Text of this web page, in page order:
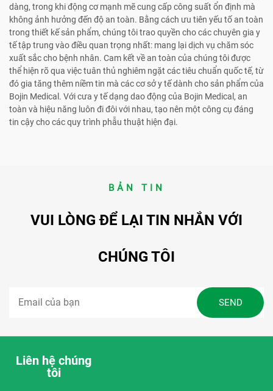
dàng, trong khi động cơ mạnh mẽ cung cấp công suất ổn định mà
không ảnh hưởng đến độ an toàn. Bằng cách ưu tiên yếu tố an toàn
trong thiết kế sản phẩm, chúng tôi trao quyền cho các chuyên gia y
tế tập trung vào điều quan trọng nhất: mang lại dịch vụ chăm sóc
xuất sắc cho bệnh nhân. Cam kết về an toàn của chúng tôi được
thể hiện rõ qua việc tuân thủ nghiêm ngặt các tiêu chuẩn quốc tế, từ
đó gia tăng thêm niềm tin mà các cơ sở y tế dành cho sản phẩm của
Bojin Medical. Với cưa y tế dạng dao động của Bojin Medical, an
toàn và hiệu năng luôn đi đôi với nhau, tạo nên một công cụ đáng
tin cậy cho các quy trình phẫu thuật hiện đại.
BẢN TIN
VUI LÒNG ĐỂ LẠI TIN NHẮN VỚI
CHÚNG TÔI
Liên hệ chúng
tôi